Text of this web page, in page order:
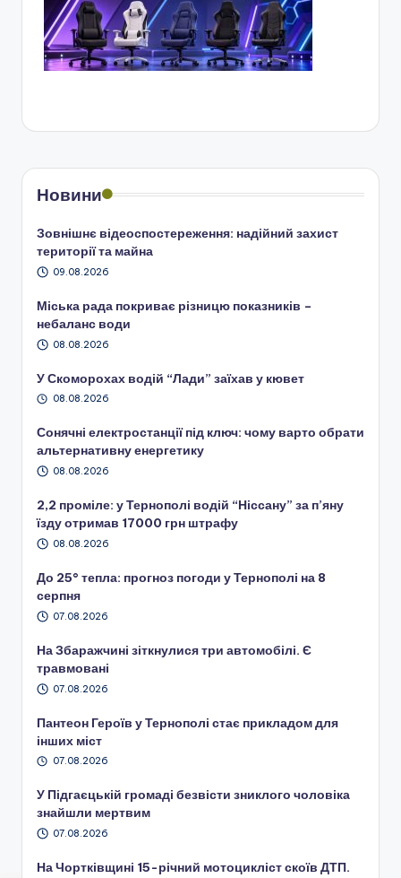
Новини
Зовнішнє відеоспостереження: надійний захист
території та майна
09.08.2026
Міська рада покриває різницю показників –
небаланс води
08.08.2026
У Скоморохах водій “Лади” заїхав у кювет
08.08.2026
Сонячні електростанції під ключ: чому варто обрати
альтернативну енергетику
08.08.2026
2,2 проміле: у Тернополі водій “Ніссану” за п’яну
їзду отримав 17000 грн штрафу
08.08.2026
До 25° тепла: прогноз погоди у Тернополі на 8
серпня
07.08.2026
На Збаражчині зіткнулися три автомобілі. Є
травмовані
07.08.2026
Пантеон Героїв у Тернополі стає прикладом для
інших міст
07.08.2026
У Підгаєцькій громаді безвісти зниклого чоловіка
знайшли мертвим
07.08.2026
На Чортківщині 15-річний мотоцикліст скоїв ДТП.